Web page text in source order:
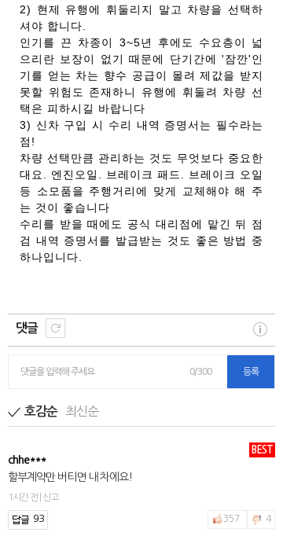
2) 현제 유행에 휘둘리지 말고 차량을 선택하
셔야 합니다.
인기를 끈 차종이 3~5년 후에도 수요층이 넓
으리란 보장이 없기 때문에 단기간에 '잠깐'인
기를 얻는 차는 향수 공급이 몰려 제값을 받지
못할 위험도 존재하니 유행에 휘둘려 차량 선
택은 피하시길 바랍니다
3) 신차 구입 시 수리 내역 증명서는 필수라는
점!
차량 선택만큼 관리하는 것도 무엇보다 중요한
대요. 엔진오일. 브레이크 패드. 브레이크 오일
등 소모품을 주행거리에 맞게 교체해야 해 주
는 것이 좋습니다
수리를 받을 때에도 공식 대리점에 맡긴 뒤 점
검 내역 증명서를 발급받는 것도 좋은 방법 중
하나입니다.
댓글
댓글을 입력해 주세요 0/300 등록
호감순 최신순
BEST
chhe***
할부계약만 버티면 내 차에요!
1시간 전 | 신고
93 357 4